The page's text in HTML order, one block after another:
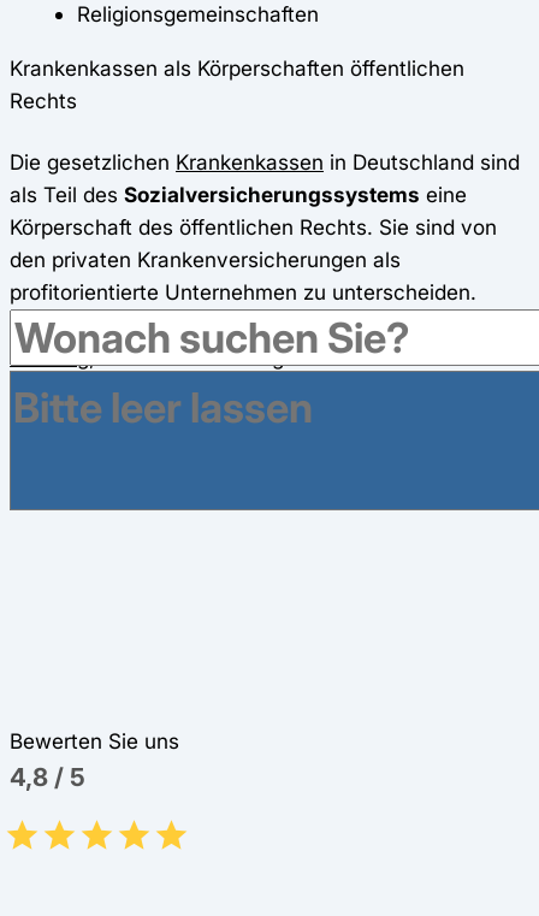
Religionsgemeinschaften
Krankenkassen als Körperschaften öffentlichen
Rechts
Die gesetzlichen Krankenkassen in Deutschland sind
als Teil des Sozialversicherungssystems eine
Körperschaft des öffentlichen Rechts. Sie sind von
den privaten Krankenversicherungen als
profitorientierte Unternehmen zu unterscheiden.
Jede gesetzliche Krankenkasse gibt sich selbst eine
Satzung , in welcher ihre Organisationsstruktur sowie
dieBeitragssätze und
Mitglieder niedergelegt sind.
Bewerten Sie uns
4,8 / 5